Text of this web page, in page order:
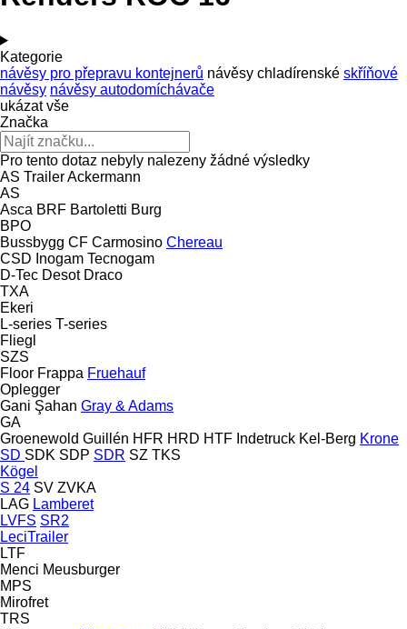
Kategorie
návěsy pro přepravu kontejnerů návěsy chladírenské skříňové
návěsy návěsy autodomíchávače
ukázat vše
Značka
Pro tento dotaz nebyly nalezeny žádné výsledky
AS TrailerAckermann
AS
Asca BRF Bartoletti Burg
BPO
Bussbygg CF Carmosino Chereau
CSD Inogam Tecnogam
D-Tec Desot Draco
TXA
Ekeri
L-series T-series
Fliegl
SZS
Floor Frappa Fruehauf
Oplegger
Gani Şahan Gray & Adams
GA
Groenewold Guillén HFR HRD HTF Indetruck Kel-Berg Krone
SD SDK SDP SDR SZ TKS
Kögel
S 24 SV ZVKA
LAG Lamberet
LVFS SR2
LeciTrailer
LTF
Menci Meusburger
MPS
Mirofret
TRS